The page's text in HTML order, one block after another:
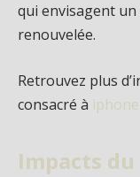
qui envisagent
renouvelée.
Retrouvez plus
consacré à
Impacts